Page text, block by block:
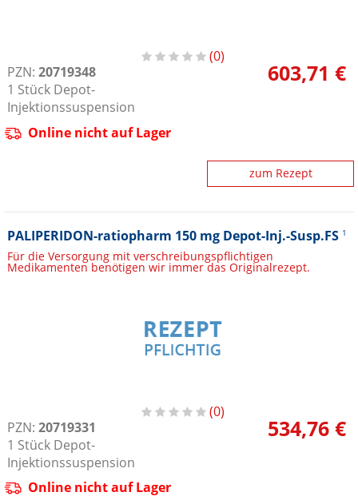
0
PZN: 20719348
1 Stück Depot-
Injektionssuspension
603,71 €
Online nicht auf Lager
zum Rezept
PALIPERIDON-ratiopharm 150 mg Depot-Inj.-Susp.FS 1
Für die Versorgung mit verschreibungspflichtigen
Medikamenten benötigen wir immer das Originalrezept.
0
PZN: 20719331
1 Stück Depot-
Injektionssuspension
534,76 €
Online nicht auf Lager